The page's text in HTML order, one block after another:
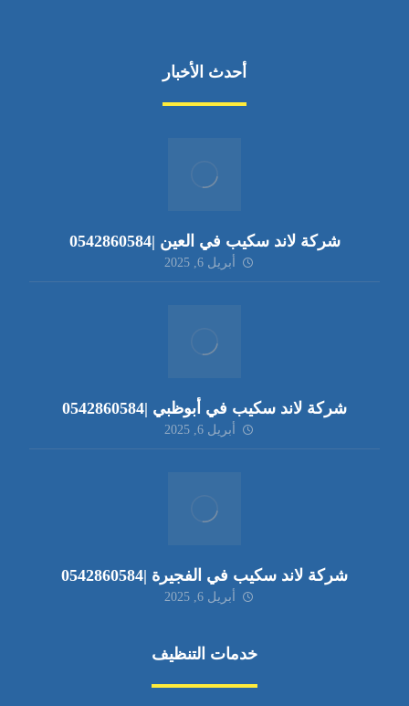
أحدث الأخبار
شركة لاند سكيب في العين |0542860584
أبريل 6, 2025
شركة لاند سكيب في أبوظبي |0542860584
أبريل 6, 2025
شركة لاند سكيب في الفجيرة |0542860584
أبريل 6, 2025
خدمات التنظيف